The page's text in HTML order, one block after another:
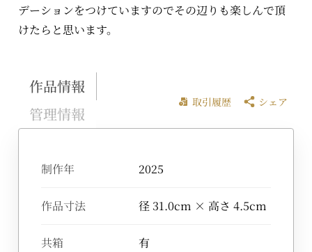
デーションをつけていますのでその辺りも楽しんで頂
けたらと思います。
作品情報
管理情報
取引履歴 シェア
制作年 2025
作品寸法 径 31.0cm × 高さ 4.5cm
共箱 有